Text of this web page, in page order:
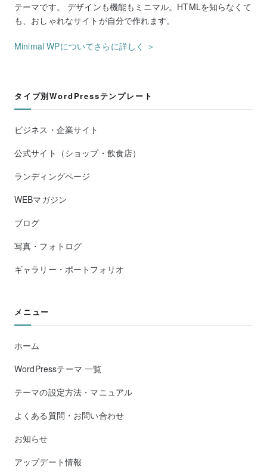
テーマです。 デザインも機能もミニマル。HTMLを知らなくて
も、おしゃれなサイトが自分で作れます。
Minimal WPについてさらに詳しく ＞
タイプ別WordPressテンプレート
ビジネス・企業サイト
公式サイト（ショップ・飲食店）
ランディングページ
WEBマガジン
ブログ
写真・フォトログ
ギャラリー・ポートフォリオ
メニュー
ホーム
WordPressテーマ 一覧
テーマの設定方法・マニュアル
よくある質問・お問い合わせ
お知らせ
アップデート情報